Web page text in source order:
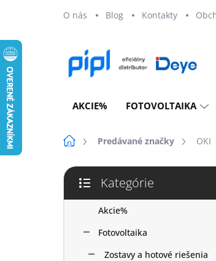
O nás Blog Kontakty
AKCIE% FOTOVOLTAIKA
DomovPredávané značky OKI
B
č
Preskočiť
kategórie
Kategórie
Akcie%
Fotovoltaika
Zostavy a hotové riešenia